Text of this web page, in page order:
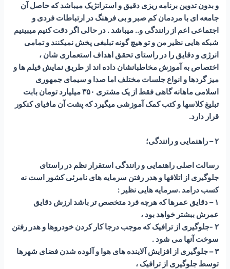
و بدون تدوین برنامه ریزی دقیق و استراتژیک میباشد که حاصل آن
جامعه ای با مردمان کم صبر و بی فرهنگ در ارتباطات فردی و
اجتماعی اعم از رانندگی و.. میباشد . در حالی اگر دقت کنیم میبینیم
شبکه هایی نظیر من و تو هیچ گونه تبلبغی پخش نمیکنند و تمامی
انرژی و دقایق را در راستای تحقق اهداف استعماری شان ،
اختصاص به آموزش مخاطبانشان داده اند از طریق نمایش فیلم ها و
میز گردها و انواع جلسات مختلف اما صدا و سیمای جمهوری
اسلامی ماهانه گاهی فقط از یک مشتری ۳۵۰ میلیارد تومان بابت
تبلیغ کلاسها و کتب کمک آموزشی میگیرد که پشت آن مافیای کنکور
قرار دارد.
۲ – راهنمایی و رانندگی؛
رسالت اصلی راهنمایی و رانندگی استقرار نظم در راستای
جلوگیری از اتلافها و هدر رفتن سرمایه های نامرئی کشور است نه
کسب درامد .سرمایه هایی نظیر :
۱ – دقایق عمرها که هرچه فرد متخصص تر باشد ارزش دقایق
عمرش ببشتر خواهد بود ،
۲ -جلوگیری از ترافیک که موجب درجا کار کردن خودروها و هدر رفتن
سوخت آنها می شود .
۳ – جلوگیری از افزایش آلاینده های هوا و آلوده شدن فضای شهرها
توسط جلوگیری از ترافیک ،